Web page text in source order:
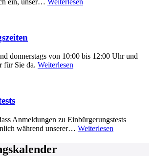
ein, unser… Weiterlesen
donnerstags von 10:00 bis 12:00 Uhr und
für Sie da. Weiterlesen
Anmeldungen zu Einbürgerungstests
während unserer… Weiterlesen